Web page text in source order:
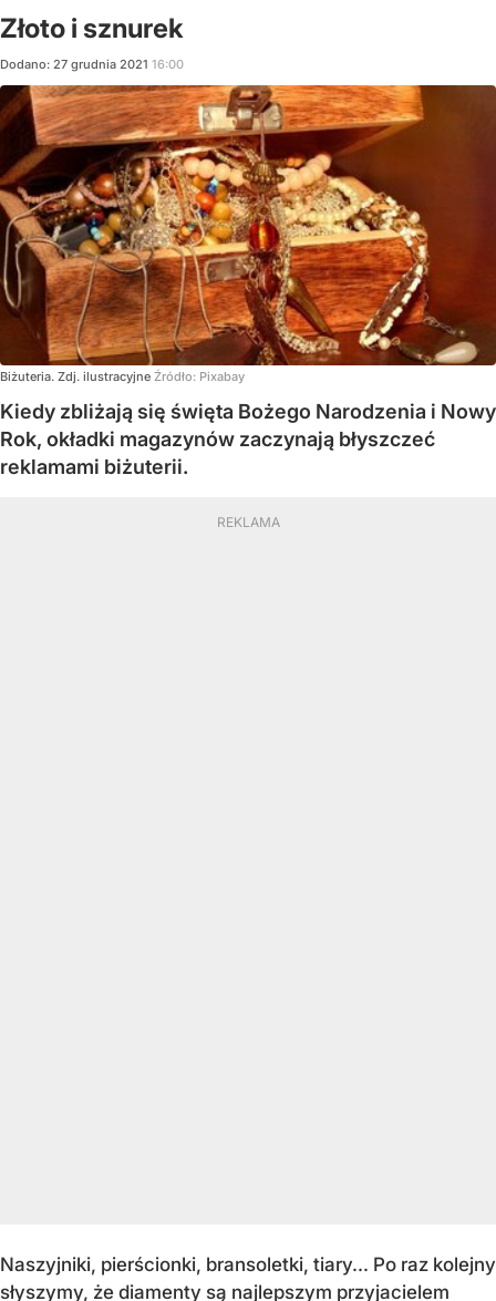
Złoto i sznurek
Dodano: 27 grudnia 2021 16:00
Biżuteria. Zdj. ilustracyjne Źródło: Pixabay
Kiedy zbliżają się święta Bożego Narodzenia i Nowy
Rok, okładki magazynów zaczynają błyszczeć
reklamami biżuterii.
Naszyjniki, pierścionki, bransoletki, tiary... Po raz kolejny
słyszymy, że diamenty są najlepszym przyjacielem